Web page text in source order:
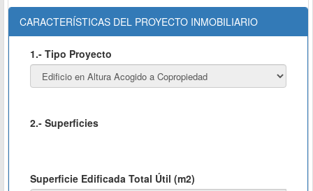
CARACTERÍSTICAS DEL PROYECTO INMOBILIARIO
1.- Tipo Proyecto
2.- Superficies
Superficie Edificada Total Útil (m2)